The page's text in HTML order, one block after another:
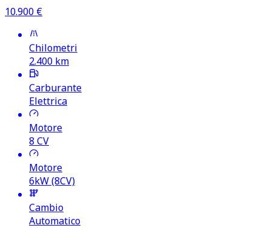
10.900 €
Chilometri
2.400 km
Carburante
Elettrica
Motore
8 CV
Motore
6kW (8CV)
Cambio
Automatico